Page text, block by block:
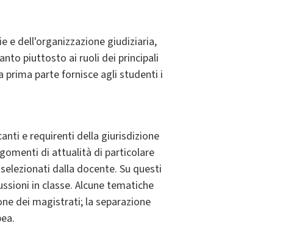
e dell'organizzazione giudiziaria,
piuttosto ai ruoli dei principali
prima parte fornisce agli studenti i
e requirenti della giurisdizione
di attualità di particolare
dalla docente. Su questi
in classe. Alcune tematiche
dei magistrati; la separazione